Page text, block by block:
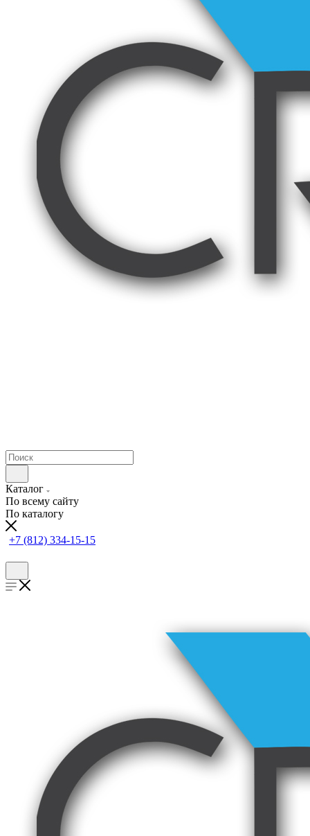
Каталог
По всему сайту
По каталогу
+7 (812) 334-15-15